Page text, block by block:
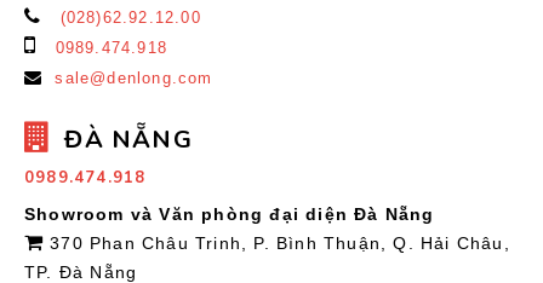
(028)62.92.12.00
0989.474.918
sale@denlong.com
ĐÀ NẴNG
0989.474.918
Showroom và Văn phòng đại diện Đà Nẵng
370 Phan Châu Trinh, P. Bình Thuận, Q. Hải Châu,
TP. Đà Nẵng